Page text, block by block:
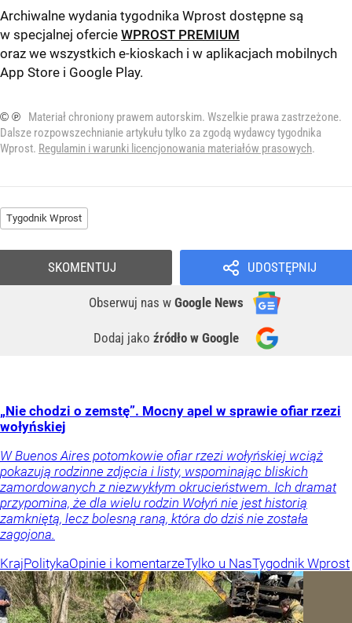
Archiwalne wydania tygodnika Wprost dostępne są
w specjalnej ofercie WPROST PREMIUM
oraz we wszystkich e-kioskach i w aplikacjach mobilnych
App Store i Google Play.
© ℗
Materiał chroniony prawem autorskim. Wszelkie prawa zastrzeżone.
Dalsze rozpowszechnianie artykułu tylko za zgodą wydawcy tygodnika
Wprost. Regulamin i warunki licencjonowania materiałów prasowych.
Tygodnik Wprost
UDOSTĘPNIJ
Obserwuj nas w Google News
Dodaj jako źródło w Google
SKOMENTUJ
„Nie chodzi o zemstę”. Mocny apel w sprawie ofiar rzezi
wołyńskiej
W Buenos Aires potomkowie ofiar rzezi wołyńskiej wciąż
pokazują rodzinne zdjęcia i listy, wspominając bliskich
zamordowanych z niezwykłym okrucieństwem. Ich dramat
przypomina, że dla wielu rodzin Wołyń nie jest historią
zamkniętą, lecz bolesną raną, która do dziś nie została
zagojona.
KrajPolitykaOpinie i komentarzeTylko u NasTygodnik Wprost